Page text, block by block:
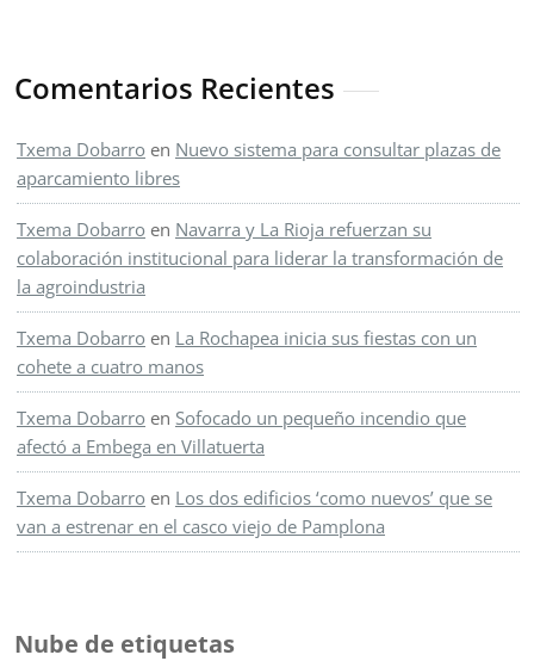
Comentarios Recientes
Txema Dobarro en Nuevo sistema para consultar plazas de
aparcamiento libres
Txema Dobarro en Navarra y La Rioja refuerzan su
colaboración institucional para liderar la transformación de
la agroindustria
Txema Dobarro en La Rochapea inicia sus fiestas con un
cohete a cuatro manos
Txema Dobarro en Sofocado un pequeño incendio que
afectó a Embega en Villatuerta
Txema Dobarro en Los dos edificios ‘como nuevos’ que se
van a estrenar en el casco viejo de Pamplona
Nube de etiquetas